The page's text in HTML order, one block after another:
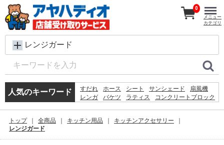
レンジガード
人気のキーワード すだれ ホース シート サンシェード
扇風機
レンガ
バケツ ラティス
コンクリートブロック
水
木材 砂利 カーテン
0
メニュー
カテゴリ
トップ 全商品 キッチン用品
キッチンアクセサリー
レンジガード